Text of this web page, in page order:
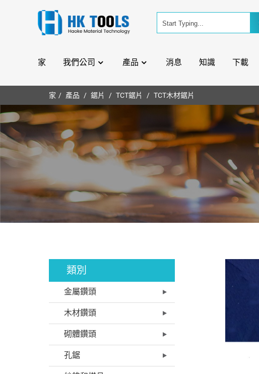
家 我們公司 產品 消息 知識 下載
家 產品 鋸片 TCT鋸片 TCT木材鋸片
類別
金屬鑽頭
木材鑽頭
砌體鑽頭
孔鋸